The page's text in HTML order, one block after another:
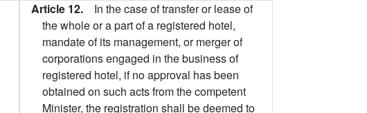
Article 12. In the case of transfer or lease of
the whole or a part of a registered hotel,
mandate of its management, or merger of
corporations engaged in the business of
registered hotel, if no approval has been
obtained on such acts from the competent
Minister, the registration shall be deemed to